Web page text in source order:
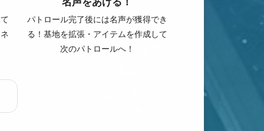
パトロール完了後には名声が獲得でき
る！基地を拡張・アイテムを作成して
次のパトロールへ！